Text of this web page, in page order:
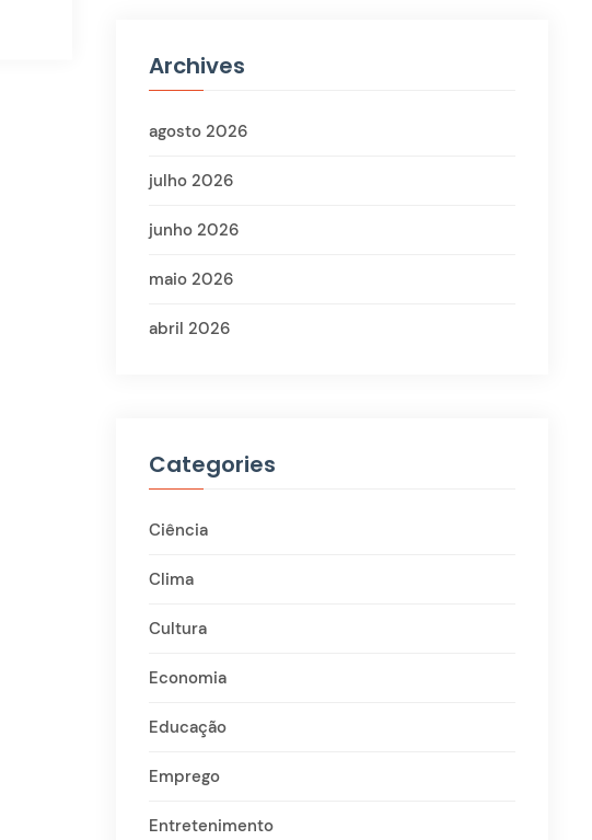
Archives
agosto 2026
julho 2026
junho 2026
maio 2026
abril 2026
Categories
Ciência
Clima
Cultura
Economia
Educação
Emprego
Entretenimento